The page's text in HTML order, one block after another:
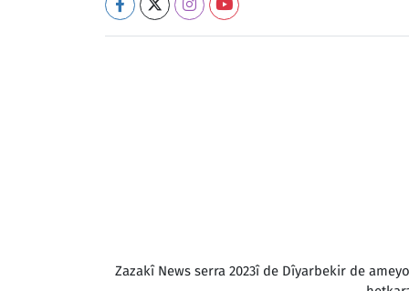
Zazakî News serra 2023î de Dîyarbekir de